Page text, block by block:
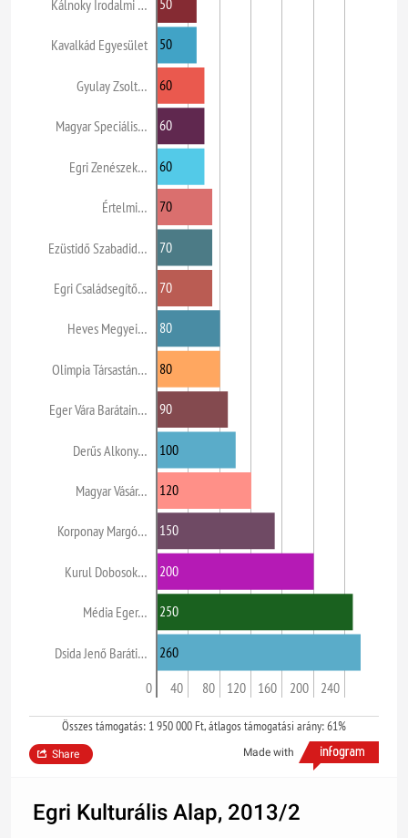
Kálnoky Irodalmi …
Kavalkád Egyesület
Gyulay Zsolt…
Magyar Speciális…
Egri Zenészek…
Értelmi…
Ezüstidő Szabadid…
Egri Családsegítő…
Heves Megyei…
Olimpia Társastán…
Eger Vára Barátain…
Derűs Alkony…
Magyar Vásár…
Korponay Margó…
Kurul Dobosok…
Média Eger…
Dsida Jenő Baráti…
0 40 80 120 160 200 240
50
50
60
60
60
70
70
70
80
80
90
100
120
150
200
250
260
Összes támogatás: 1 950 000 Ft, átlagos támogatási arány: 61%
Made with
Share
Egri Kulturális Alap, 2013/2